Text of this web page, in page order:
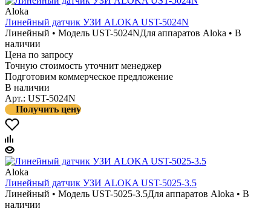
Aloka
Линейный датчик УЗИ ALOKA UST-5024N
Линейный • Модель UST-5024NДля аппаратов Aloka • В
наличии
Цена по запросу
Точную стоимость уточнит менеджер
Подготовим коммерческое предложение
В наличии
Арт.: UST-5024N
Получить цену
Aloka
Линейный датчик УЗИ ALOKA UST-5025-3.5
Линейный • Модель UST-5025-3.5Для аппаратов Aloka • В
наличии